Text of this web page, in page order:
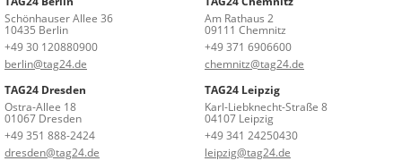
Schönhauser Allee 36
10435 Berlin
+49 30 120880900
berlin@tag24.de
Am Rathaus 2
09111 Chemnitz
+49 371 6906600
chemnitz@tag24.de
TAG24 Dresden
Ostra-Allee 18
01067 Dresden
+49 351 888-2424
dresden@tag24.de
TAG24 Leipzig
Karl-Liebknecht-Straße 8
04107 Leipzig
+49 341 24250430
leipzig@tag24.de